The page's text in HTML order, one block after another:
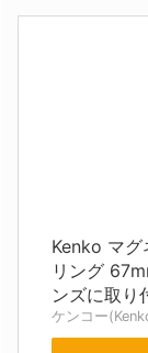
Kenko マグ
リング
ンズに取
ケンコー